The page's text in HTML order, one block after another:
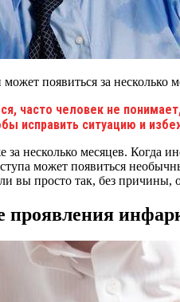
появиться за несколько
часто человек не
исправить ситуацию и
несколько месяцев. Когда
может появиться
вы просто так, без причины,
проявления